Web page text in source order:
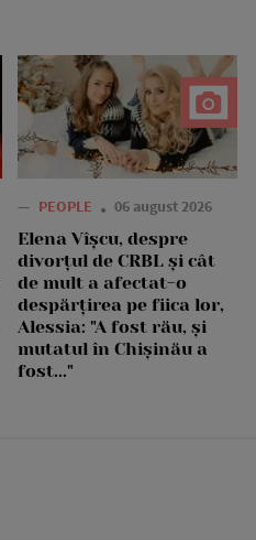
— PEOPLE 06 august 2026
Elena Vîșcu, despre
divorțul de CRBL și cât
de mult a afectat-o
despărțirea pe fiica lor,
Alessia: "A fost rău, și
mutatul în Chișinău a
fost..."